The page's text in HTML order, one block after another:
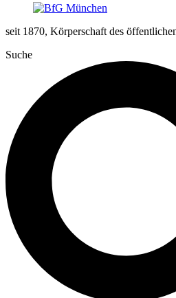
seit 1870, Körperschaft des
Suche